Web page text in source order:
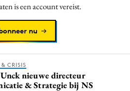
is een account vereist.
nu
& CRISIS
nieuwe directeur
& Strategie bij NS